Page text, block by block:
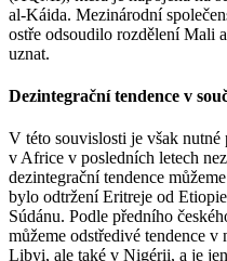
al-Káida. Mezinárodní
ostře odsoudilo rozdělení Mali
uznat.
Dezintegrační tendence v
V této souvislosti je však nutné
v Africe v posledních letech
dezintegrační tendence
bylo odtržení Eritreje od
Súdánu. Podle předního
můžeme odstředivé tendence
Libyi, ale také v Nigérii, a je